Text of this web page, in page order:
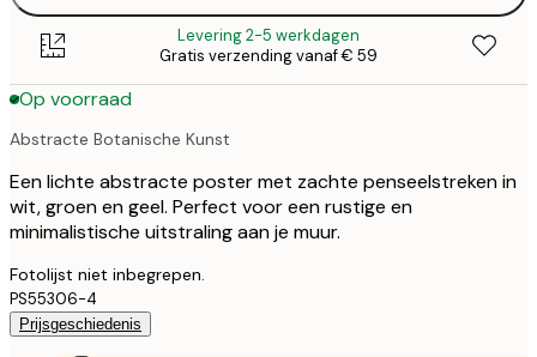
Levering 2-5 werkdagen
Gratis verzending vanaf € 59
Op voorraad
Abstracte Botanische Kunst
Een lichte abstracte poster met zachte penseelstreken in
wit, groen en geel. Perfect voor een rustige en
minimalistische uitstraling aan je muur.
Fotolijst niet inbegrepen.
PS55306-4
Prijsgeschiedenis